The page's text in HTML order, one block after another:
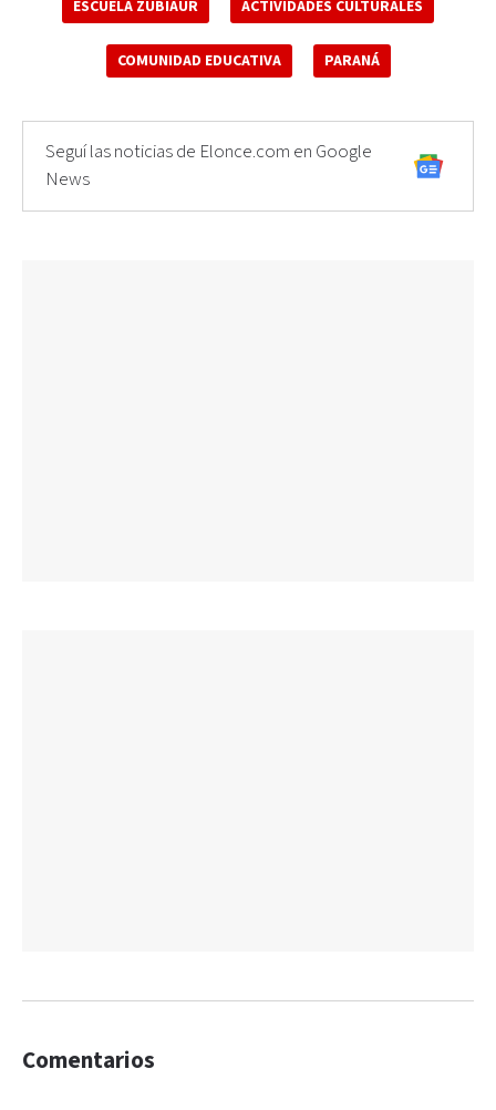
ESCUELA ZUBIAUR ACTIVIDADES CULTURALES
COMUNIDAD EDUCATIVA PARANÁ
Seguí las noticias de Elonce.com en Google
News
Comentarios